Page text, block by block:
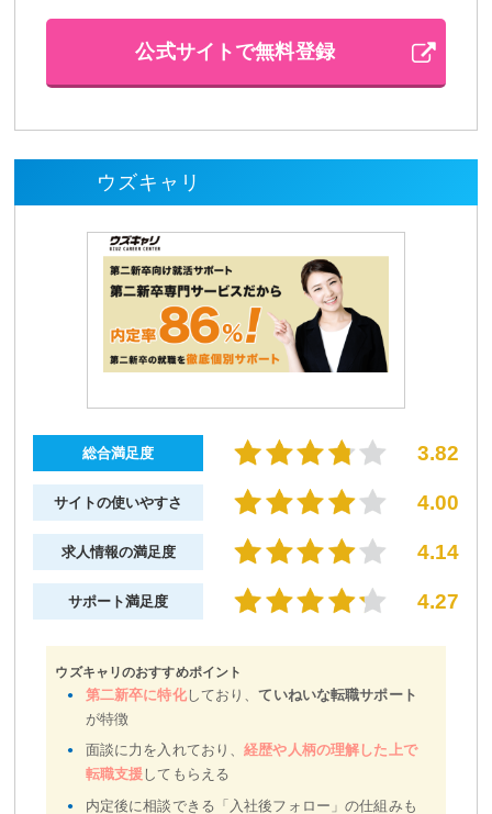
公式サイトで無料登録
ウズキャリ
総合満足度 3.82
サイトの使いやすさ 4.00
求人情報の満足度 4.14
サポート満足度 4.27
ウズキャリのおすすめポイント
第二新卒に特化しており、ていねいな転職サポート
が特徴
面談に力を入れており、経歴や人柄の理解した上で
転職支援 してもらえる
内定後に相談できる「入社後フォロー」の仕組みも